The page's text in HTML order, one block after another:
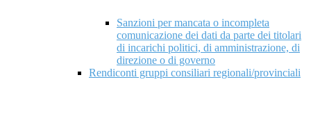
Sanzioni per mancata o incompleta
comunicazione dei dati da parte dei titolari
di incarichi politici, di amministrazione, di
direzione o di governo
Rendiconti gruppi consiliari regionali/provinciali